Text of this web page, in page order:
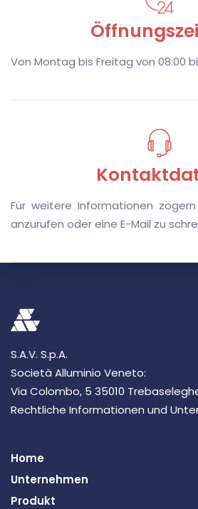
Ö
Von Montag bis Freitag von 08:00
K
Für weitere Informationen
anzurufen oder eine E-Mail zu
S.A.V. S.p.A.
Società Alluminio Veneto:
Via Colombo, 5 35010
Rechtliche Informationen und
Home
Unternehmen
Produkt